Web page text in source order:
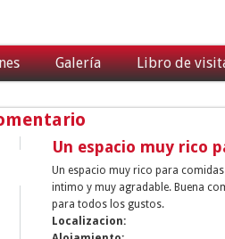
Galería Libro de
Un espacio muy rico
Un espacio muy rico para
intimo y muy agradable. Buena
para todos los gustos.
Localizacion: